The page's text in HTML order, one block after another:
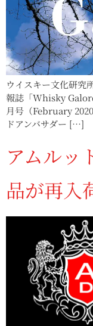
ウイスキー文化研究
報誌「Whisky
月号（February
ドアンバサダー […]
アムルッ
品が再入